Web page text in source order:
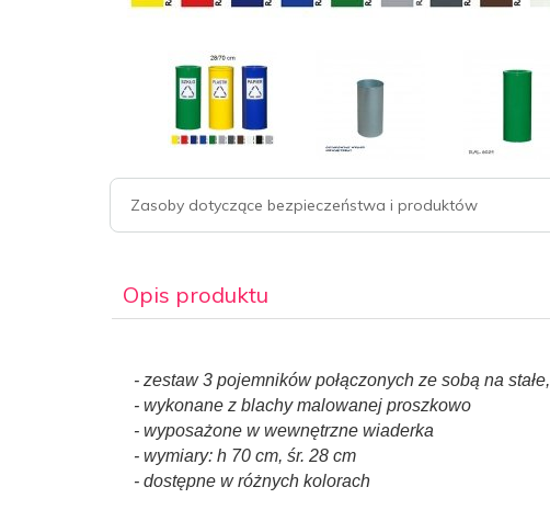
Zasoby dotyczące bezpieczeństwa i produktów
Opis produktu
- zestaw 3 pojemników połączonych ze sobą na
- wykonane z blachy malowanej proszkowo
- wyposażone w wewnętrzne wiaderka
- wymiary: h 70 cm, śr. 28 cm
- dostępne w różnych kolorach